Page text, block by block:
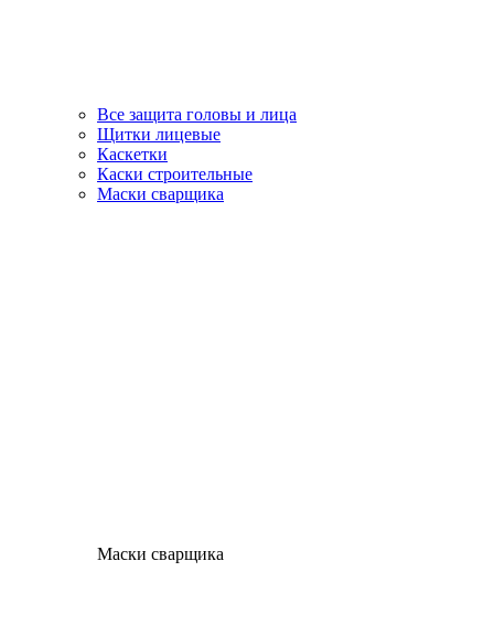
Все защита головы и лица
Щитки лицевые
Каскетки
Каски строительные
Маски сварщика
Маски сварщика